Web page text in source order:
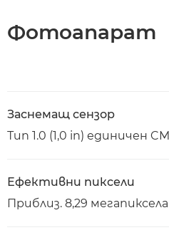
Фотоапарат
Заснемащ сензор
Тип 1.0 (1,0 in) единичен
Ефективни пиксели
Приблиз. 8,29